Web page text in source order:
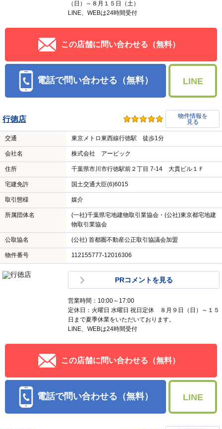
（日）～８月１５日（土）
LINE、WEBは24時間受付
この店舗に問い合わせる（無料）
電話で問い合わせる（無料） LINE
行徳店
物件情報を
見る
交通 東京メトロ東西線行徳駅 徒歩1分
会社名 株式会社 アービック
住所 千葉県市川市行徳駅前２丁目 7-14 大貫ビル１Ｆ
宅建免許 国土交通大臣(6)6015
取引態様 媒介
所属団体名
(一社)千葉県宅地建物取引業協会・(公社)東京都宅地建
物取引業協会
公取協名 (公社) 首都圏不動産公正取引協議会加盟
物件番号 112155777-12016306
PRコメントを見る
営業時間：10:00～17:00
定休日：火曜日 水曜日 祝日定休 ８月９日（日）～１５
日まで夏季休業をいただいております。
LINE、WEBは24時間受付
この店舗に問い合わせる（無料）
電話で問い合わせる（無料） LINE